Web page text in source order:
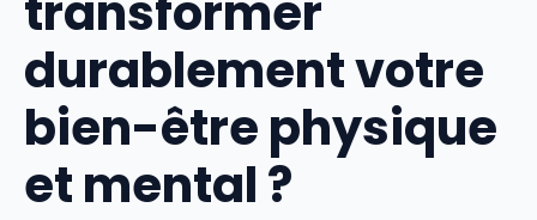
durablement votre
bien-être physique
et mental ?